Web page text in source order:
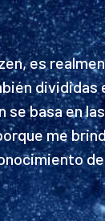
es
divididas
basa en
me